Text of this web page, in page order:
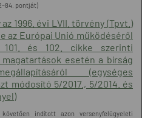
pontját)
1996. évi LVII. törvény (Tpvt.)
az Európai Unió működéséről
101. és 102. cikke szerinti
esetén a bírság
(egységes
módosító 5/2017., 5/2014. és
indított azon versenyfelügyeleti